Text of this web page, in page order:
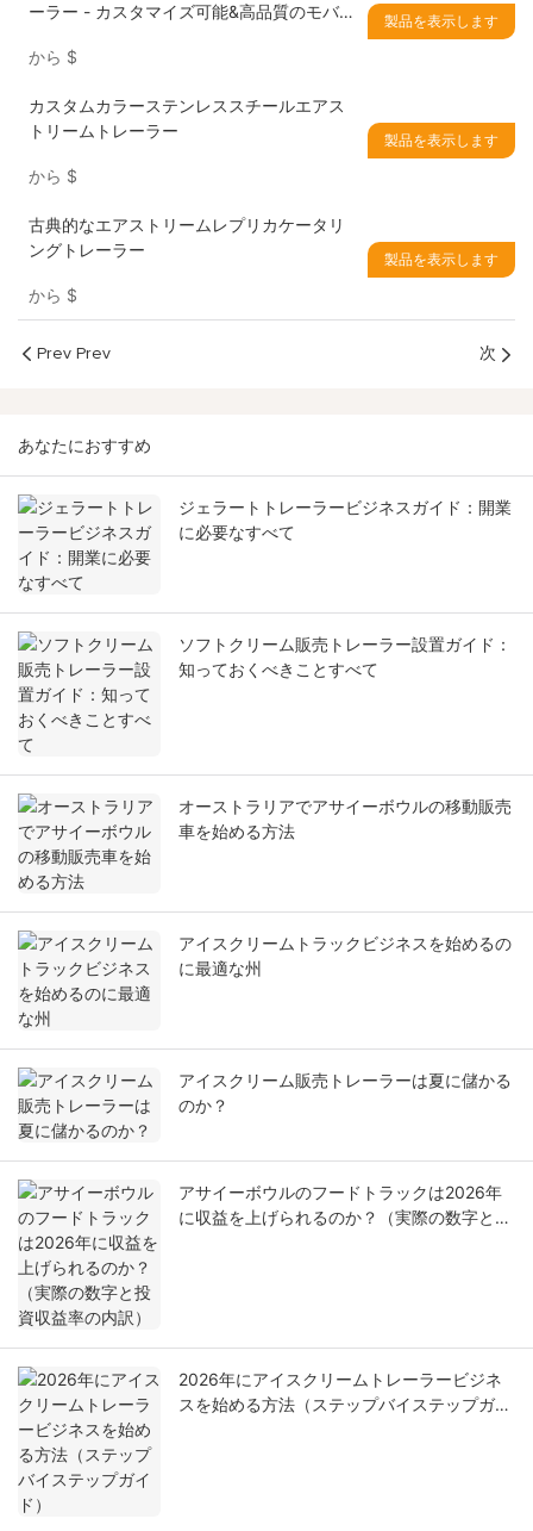
ーラー - カスタマイズ可能&高品質のモバイ
から $
製品を表示します
カスタムカラーステンレススチールエアス
トリームトレーラー
から $
製品を表示します
古典的なエアストリームレプリカケータリ
ングト​​レーラー
から $
製品を表示します
Prev Prev 次
あなたにおすすめ
ジェラートトレーラービジネスガイド：開業
に必要なすべて
ソフトクリーム販売トレーラー設置ガイド：
知っておくべきことすべて
オーストラリアでアサイーボウルの移動販売
車を始める方法
アイスクリームトラックビジネスを始めるの
に最適な州
アイスクリーム販売トレーラーは夏に儲かる
のか？
アサイーボウルのフードトラックは2026年
に収益を上げられるのか？（実際の数字と投
2026年にアイスクリームトレーラービジネ
スを始める方法（ステップバイステップガイ